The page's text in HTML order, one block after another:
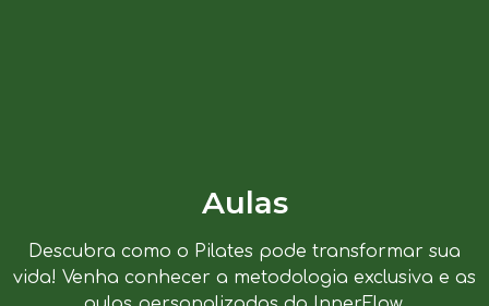
Aulas
Descubra como o Pilates pode transformar sua
vida! Venha conhecer a metodologia exclusiva e as